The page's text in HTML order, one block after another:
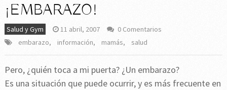
¡EMBARAZO!
Salud y Gym 11 abril, 2007
0 Comentarios
embarazo, información, mamás, salud
Pero, ¿quién toca a mi puerta? ¿Un embarazo?
Es una situación que puede ocurrir, y es más frecuente en